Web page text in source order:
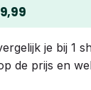
je bij 1
de prijs en